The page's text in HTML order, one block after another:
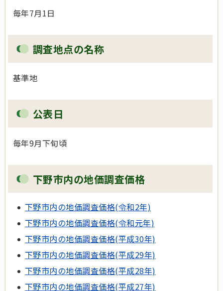
毎年7月1日
調査地点の名称
基準地
公表日
毎年9月下旬頃
下野市内の地価調査価格
下野市内の地価調査価格(令和2年)
下野市内の地価調査価格(令和元年)
下野市内の地価調査価格(平成30年)
下野市内の地価調査価格(平成29年)
下野市内の地価調査価格(平成28年)
下野市内の地価調査価格(平成27年)